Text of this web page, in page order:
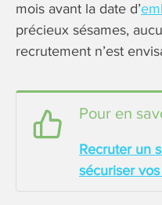
mois avant la date d’
précieux sésames,
recrutement n’est
Pour en
Recruter un
sécuriser